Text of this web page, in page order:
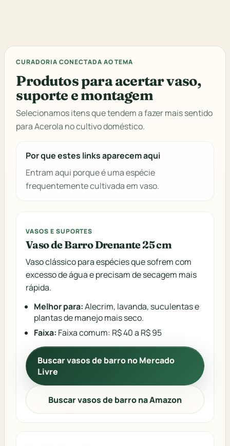
CURADORIA CONECTADA AO TEMA
Produtos para acertar vaso,
suporte e montagem
Selecionamos itens que tendem a fazer mais sentido
para Acerola no cultivo doméstico.
Por que estes links aparecem aqui
Entram aqui porque é uma espécie
frequentemente cultivada em vaso.
VASOS E SUPORTES
Vaso de Barro Drenante 25 cm
Vaso clássico para espécies que sofrem com
excesso de água e precisam de secagem mais
rápida.
Melhor para:Alecrim, lavanda, suculentas e
plantas de manejo mais seco.
Faixa: Faixa comum: R$ 40 a R$ 95
Buscar vasos de barro no Mercado
Livre
Buscar vasos de barro na Amazon